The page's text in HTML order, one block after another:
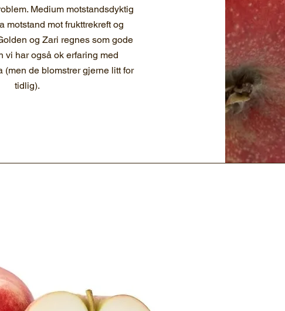
Medium motstandsdyktig
motstand mot frukttrekreft og
og Zari regnes som gode
vi har også ok erfaring med
(men de blomstrer gjerne litt for
tidlig).